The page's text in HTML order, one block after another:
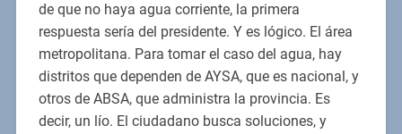
de que no haya agua corriente, la primera
respuesta sería del presidente. Y es lógico. El área
metropolitana. Para tomar el caso del agua, hay
distritos que dependen de AYSA, que es nacional, y
otros de ABSA, que administra la provincia. Es
decir, un lío. El ciudadano busca soluciones, y